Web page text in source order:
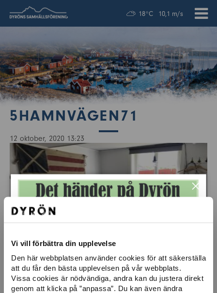
Vi vill förbättra din upplevelse
Den här webbplatsen använder cookies för att säkerställa
att du får den bästa upplevelsen på vår webbplats.
Vissa cookies är nödvändiga, andra kan du justera direkt
genom att klicka på ”anpassa”. Du kan även ändra
18°C 10,1 m/s
5HAMNVÄGEN71
12 oktober, 2020 13:23
LADDA NER KARTA
×